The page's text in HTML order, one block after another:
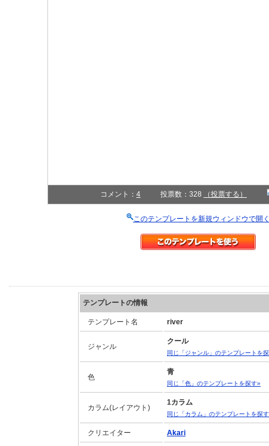
コメント： 4 投票数：328 （投票する）
このテンプレートを新規ウィンドウで開
テンプレートの情報
テンプレート名 river
ジャンル
クール
同じ「ジャンル」のテンプレートを
色
青
同じ「色」のテンプレートを探す»
カラム(レイアウト)
1カラム
同じ「カラム」のテンプレートを探
クリエイター Akari